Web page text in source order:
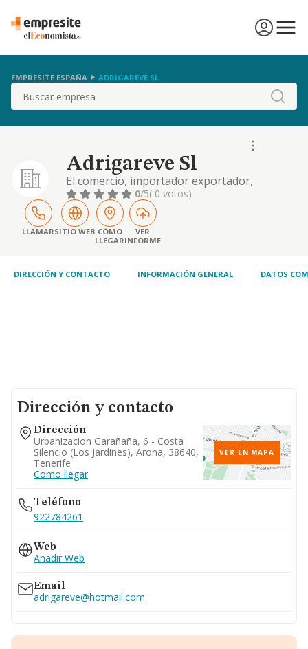
EMPRESITE ESPAÑA ADRIGAREVE SL
Buscar
Adrigareve Sl
El comercio, importador exportador,
almacenamiento, distribucion y venta al
mayor y detalle y la representacion de toda
clase de personas fisicas o juridicas
comerciales, que le otorguen su confianza,
para la introduccio
0/5( 0 votos)
LLAMARSITIO WEB CÓMO
LLEGAR
VER
INFORME
DIRECCIÓN Y CONTACTO INFORMACIÓN GENERAL DATOS
Dirección y contacto
Dirección
Urbanizacion Garañaña, 6 - Costa
Silencio (los Jardines), Arona, 38640,
Tenerife
Como llegar
VER EN MAPA
Teléfono
922784261
Web
Añadir Web
Email
adrigareve@hotmail.com